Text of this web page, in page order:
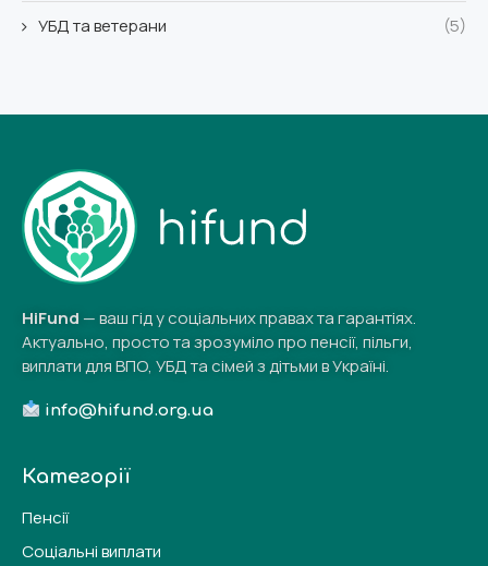
УБД та ветерани (5)
HiFund — ваш гід у соціальних правах та гарантіях.
Актуально, просто та зрозуміло про пенсії, пільги,
виплати для ВПО, УБД та сімей з дітьми в Україні.
info@hifund.org.ua
Категорії
Пенсії
Соціальні виплати